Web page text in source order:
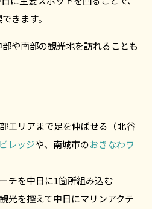
きます。
や南部の観光地を訪れることも
エリアまで足を伸ばせる（北谷
レッジや、南城市のおきなわワ
チを中日に1箇所組み込む
光を控えて中日にマリンアクテ